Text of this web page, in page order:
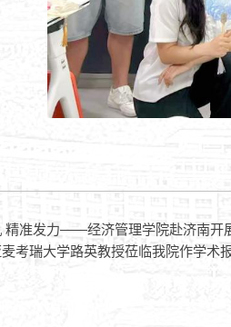
精准发力——经济管理学院赴济南开
考瑞大学路英教授莅临我院作学术